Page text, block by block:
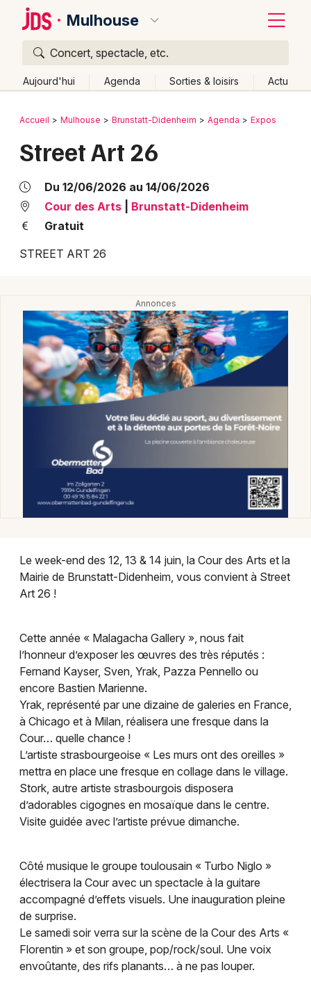
Mulhouse
Concert, spectacle, etc.
Aujourd'hui Agenda Sorties & loisirs Actu
Publier un événement
Grands événements
Spectacles
Concerts
Sports
Sorties famille
Expos
Expos dans le Haut-Rhin
Expos dans le Grand Est
Jeux concours
Newsletter des sorties
Artistes en tournée
Actus à Mulhouse
Magazine à Mulhouse
Actus tourisme & loisirs
Restaurants
Bordeaux
Lille
Lyon
Marseille
Montpellier
Nantes
Nice
Paris
Toulouse
Toutes les villes
Retour
Accueil Mulhouse Brunstatt-Didenheim Agenda Expos
Street Art 26
Du 12/06/2026 au 14/06/2026
Cour des Arts
Brunstatt-Didenheim
Gratuit
STREET ART 26
Le week-end des 12, 13 & 14 juin, la Cour des Arts et la
Mairie de Brunstatt-Didenheim, vous convient à Street
Art 26 !
Cette année « Malagacha Gallery », nous fait
l’honneur d’exposer les œuvres des très réputés :
Fernand Kayser, Sven, Yrak, Pazza Pennello ou
encore Bastien Marienne.
Yrak, représenté par une dizaine de galeries en France,
à Chicago et à Milan, réalisera une fresque dans la
Cour… quelle chance !
L’artiste strasbourgeoise « Les murs ont des oreilles »
mettra en place une fresque en collage dans le village.
Stork, autre artiste strasbourgois disposera
d’adorables cigognes en mosaïque dans le centre.
Visite guidée avec l’artiste prévue dimanche.
Côté musique le groupe toulousain « Turbo Niglo »
électrisera la Cour avec un spectacle à la guitare
accompagné d’effets visuels. Une inauguration pleine
de surprise.
Le samedi soir verra sur la scène de la Cour des Arts «
Florentin » et son groupe, pop/rock/soul. Une voix
envoûtante, des rifs planants… à ne pas louper.
Quoi ?
Où ?
Partout
Près de moi Changer de lieu
Quand ?
Aujourd'hui
Demain Ce week-end Autre